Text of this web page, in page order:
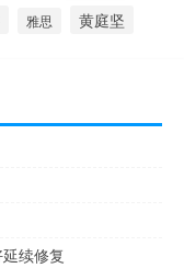
雅思 黄庭坚
续修复